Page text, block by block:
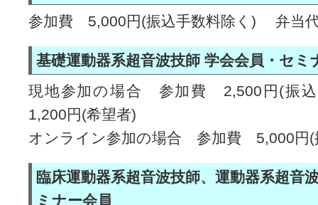
参加費 5,000円(振込手数料除く) 弁当
基礎運動器系超音波技師 学会会員・セミ
現地参加の場合 参加費 2,500円(
1,200円(希望者)
オンライン参加の場合 参加費 5,000円(
臨床運動器系超音波技師、運動器系超音
ミナー会員